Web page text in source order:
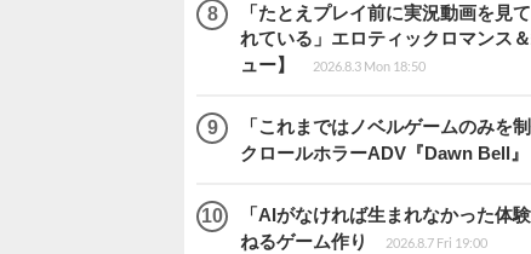
「たとえプレイ前に実況動画を見
れている」エロティックロマンス
ュー】
2026.8.3 Mon 18:50
「これまではノベルゲームのみを
クロールホラーADV『Dawn Bell』
「AIがなければ生まれなかった体
ねるゲーム作り
2026.8.7 Fri 19:00